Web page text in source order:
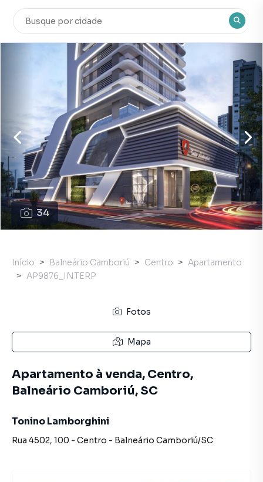
34
Início Balneário Camboriú Centro
Apartamento
AP9876_INTERP
Fotos
Mapa
Apartamento à venda, Centro,
Balneário Camboriú, SC
Tonino Lamborghini
Rua 4502, 100 - Centro - Balneário Camboriú/SC